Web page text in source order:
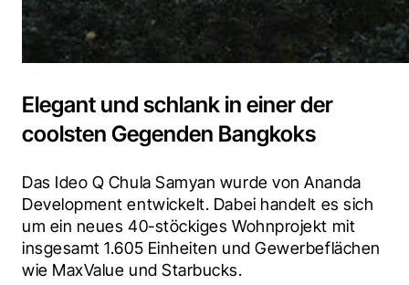
Elegant und schlank in einer der
coolsten Gegenden Bangkoks
Das Ideo Q Chula Samyan wurde von Ananda
Development entwickelt. Dabei handelt es sich
um ein neues 40-stöckiges Wohnprojekt mit
insgesamt 1.605 Einheiten und Gewerbeflächen